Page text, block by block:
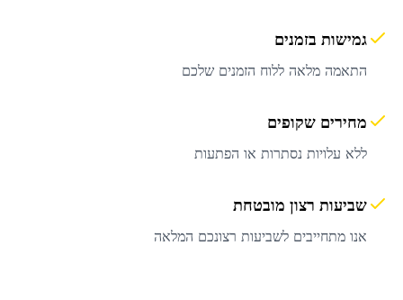
גמישות בזמנים
התאמה מלאה ללוח הזמנים שלכם
מחירים שקופים
ללא עלויות נסתרות או הפתעות
שביעות רצון מובטחת
אנו מתחייבים לשביעות רצונכם המלאה